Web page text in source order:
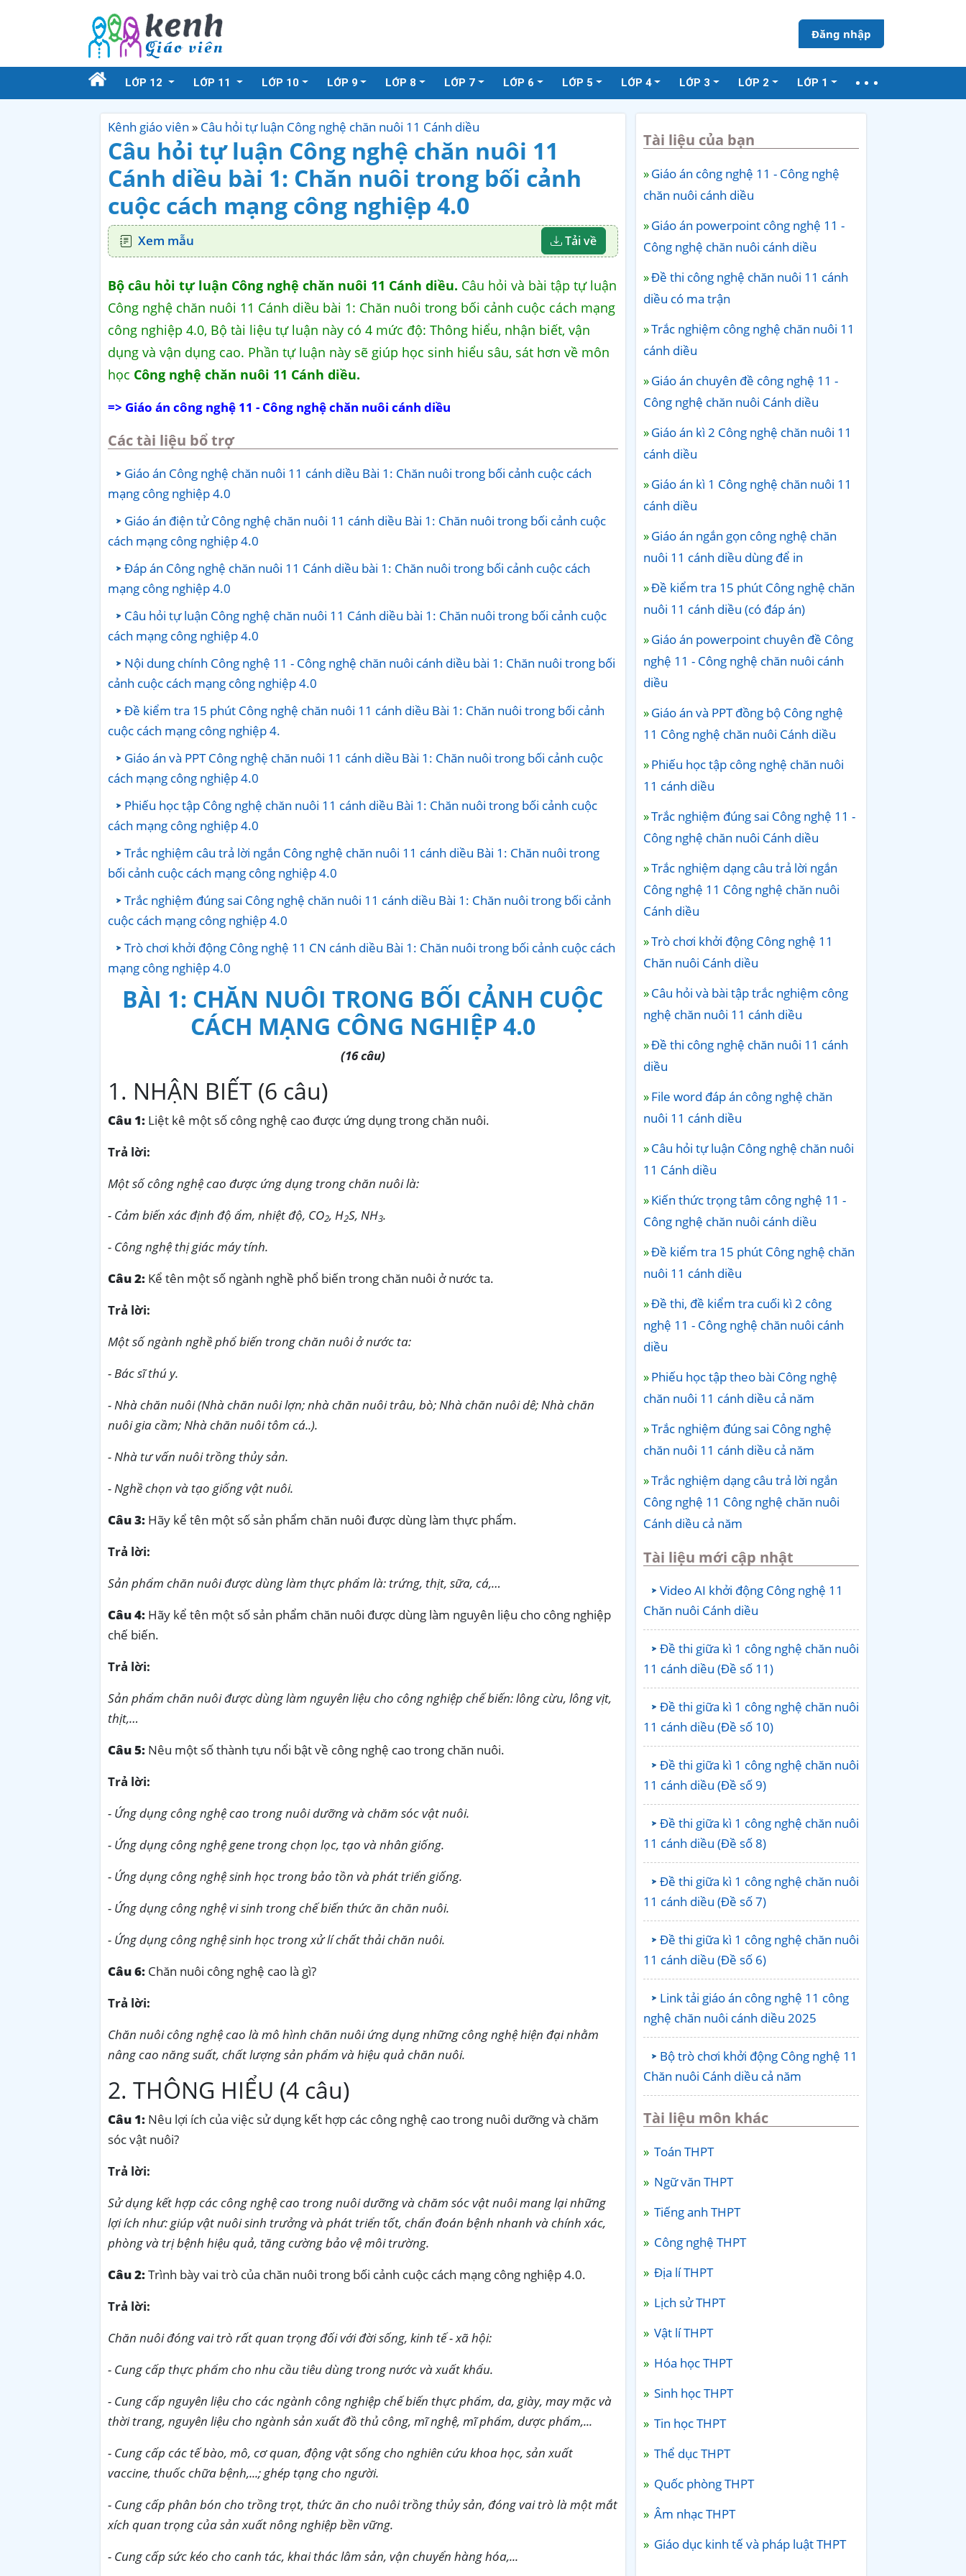
Đăng nhập
LỚP 12 LỚP 11 LỚP 10 LỚP 9 LỚP 8 LỚP 7 LỚP 6 LỚP 5 LỚP 4 LỚP 3 LỚP 2 LỚP 1
Kênh giáo viên » Câu hỏi tự luận Công nghệ chăn nuôi 11 Cánh diều
Câu hỏi tự luận Công nghệ chăn nuôi 11
Cánh diều bài 1: Chăn nuôi trong bối cảnh
cuộc cách mạng công nghiệp 4.0
Xem mẫu Tải về
Bộ câu hỏi tự luận Công nghệ chăn nuôi 11 Cánh diều. Câu hỏi và bài tập tự luận
Công nghệ chăn nuôi 11 Cánh diều bài 1: Chăn nuôi trong bối cảnh cuộc cách mạng
công nghiệp 4.0, Bộ tài liệu tự luận này có 4 mức độ: Thông hiểu, nhận biết, vận
dụng và vận dụng cao. Phần tự luận này sẽ giúp học sinh hiểu sâu, sát hơn về môn
học Công nghệ chăn nuôi 11 Cánh diều.
=> Giáo án công nghệ 11 - Công nghệ chăn nuôi cánh diều
Các tài liệu bổ trợ
Giáo án Công nghệ chăn nuôi 11 cánh diều Bài 1: Chăn nuôi trong bối cảnh cuộc cách
mạng công nghiệp 4.0
Giáo án điện tử Công nghệ chăn nuôi 11 cánh diều Bài 1: Chăn nuôi trong bối cảnh cuộc
cách mạng công nghiệp 4.0
Đáp án Công nghệ chăn nuôi 11 Cánh diều bài 1: Chăn nuôi trong bối cảnh cuộc cách
mạng công nghiệp 4.0
Câu hỏi tự luận Công nghệ chăn nuôi 11 Cánh diều bài 1: Chăn nuôi trong bối cảnh cuộc
cách mạng công nghiệp 4.0
Nội dung chính Công nghệ 11 - Công nghệ chăn nuôi cánh diều bài 1: Chăn nuôi trong bối
cảnh cuộc cách mạng công nghiệp 4.0
Đề kiểm tra 15 phút Công nghệ chăn nuôi 11 cánh diều Bài 1: Chăn nuôi trong bối cảnh
cuộc cách mạng công nghiệp 4.
Giáo án và PPT Công nghệ chăn nuôi 11 cánh diều Bài 1: Chăn nuôi trong bối cảnh cuộc
cách mạng công nghiệp 4.0
Phiếu học tập Công nghệ chăn nuôi 11 cánh diều Bài 1: Chăn nuôi trong bối cảnh cuộc
cách mạng công nghiệp 4.0
Trắc nghiệm câu trả lời ngắn Công nghệ chăn nuôi 11 cánh diều Bài 1: Chăn nuôi trong
bối cảnh cuộc cách mạng công nghiệp 4.0
Trắc nghiệm đúng sai Công nghệ chăn nuôi 11 cánh diều Bài 1: Chăn nuôi trong bối cảnh
cuộc cách mạng công nghiệp 4.0
Trò chơi khởi động Công nghệ 11 CN cánh diều Bài 1: Chăn nuôi trong bối cảnh cuộc cách
mạng công nghiệp 4.0
BÀI 1: CHĂN NUÔI TRONG BỐI CẢNH CUỘC
CÁCH MẠNG CÔNG NGHIỆP 4.0
(16 câu)
1. NHẬN BIẾT (6 câu)
Câu 1: Liệt kê một số công nghệ cao được ứng dụng trong chăn nuôi.
Trả lời:
Một số công nghệ cao được ứng dụng trong chăn nuôi là:
- Cảm biến xác định độ ẩm, nhiệt độ, CO2, H2S, NH3.
- Công nghệ thị giác máy tính.
Câu 2: Kể tên một số ngành nghề phổ biến trong chăn nuôi ở nước ta.
Trả lời:
Một số ngành nghề phổ biến trong chăn nuôi ở nước ta:
- Bác sĩ thú y.
- Nhà chăn nuôi (Nhà chăn nuôi lợn; nhà chăn nuôi trâu, bò; Nhà chăn nuôi dê; Nhà chăn
nuôi gia cầm; Nhà chăn nuôi tôm cá..).
- Nhà tư vấn nuôi trồng thủy sản.
- Nghề chọn và tạo giống vật nuôi.
Câu 3: Hãy kể tên một số sản phẩm chăn nuôi được dùng làm thực phẩm.
Trả lời:
Sản phẩm chăn nuôi được dùng làm thực phẩm là: trứng, thịt, sữa, cá,…
Câu 4: Hãy kể tên một số sản phẩm chăn nuôi được dùng làm nguyên liệu cho công nghiệp
chế biến.
Trả lời:
Sản phẩm chăn nuôi được dùng làm nguyên liệu cho công nghiệp chế biến: lông cừu, lông vịt,
thịt,…
Câu 5:Nêu một số thành tựu nổi bật về công nghệ cao trong chăn nuôi.
Trả lời:
- Ứng dụng công nghệ cao trong nuôi dưỡng và chăm sóc vật nuôi.
- Ứng dụng công nghệ gene trong chọn lọc, tạo và nhân giống.
- Ứng dụng công nghệ sinh học trong bảo tồn và phát triển giống.
- Ứng dụng công nghệ vi sinh trong chế biến thức ăn chăn nuôi.
- Ứng dụng công nghệ sinh học trong xử lí chất thải chăn nuôi.
Câu 6:Chăn nuôi công nghệ cao là gì?
Trả lời:
Chăn nuôi công nghệ cao là mô hình chăn nuôi ứng dụng những công nghệ hiện đại nhằm
nâng cao năng suất, chất lượng sản phẩm và hiệu quả chăn nuôi.
2. THÔNG HIỂU (4 câu)
Câu 1:Nêu lợi ích của việc sử dụng kết hợp các công nghệ cao trong nuôi dưỡng và chăm
sóc vật nuôi?
Trả lời:
Sử dụng kết hợp các công nghệ cao trong nuôi dưỡng và chăm sóc vật nuôi mang lại những
lợi ích như: giúp vật nuôi sinh trưởng và phát triển tốt, chẩn đoán bệnh nhanh và chính xác,
phòng và trị bệnh hiệu quả, tăng cường bảo vệ môi trường.
Câu 2:Trình bày vai trò của chăn nuôi trong bối cảnh cuộc cách mạng công nghiệp 4.0.
Trả lời:
Chăn nuôi đóng vai trò rất quan trọng đối với đời sống, kinh tế - xã hội:
- Cung cấp thực phẩm cho nhu cầu tiêu dùng trong nước và xuất khẩu.
- Cung cấp nguyên liệu cho các ngành công nghiệp chế biến thực phẩm, da, giày, may mặc và
thời trang, nguyên liệu cho ngành sản xuất đồ thủ công, mĩ nghệ, mĩ phẩm, dược phẩm,...
- Cung cấp các tế bào, mô, cơ quan, động vật sống cho nghiên cứu khoa học, sản xuất
vaccine, thuốc chữa bệnh,...; ghép tạng cho người.
- Cung cấp phân bón cho trồng trọt, thức ăn cho nuôi trồng thủy sản, đóng vai trò là một mắt
xích quan trọng của sản xuất nông nghiệp bền vững.
- Cung cấp sức kéo cho canh tác, khai thác lâm sản, vận chuyển hàng hóa,...
Tài liệu của bạn
Giáo án công nghệ 11 - Công nghệ
chăn nuôi cánh diều
Giáo án powerpoint công nghệ 11 -
Công nghệ chăn nuôi cánh diều
Đề thi công nghệ chăn nuôi 11 cánh
diều có ma trận
Trắc nghiệm công nghệ chăn nuôi 11
cánh diều
Giáo án chuyên đề công nghệ 11 -
Công nghệ chăn nuôi Cánh diều
Giáo án kì 2 Công nghệ chăn nuôi 11
cánh diều
Giáo án kì 1 Công nghệ chăn nuôi 11
cánh diều
Giáo án ngắn gọn công nghệ chăn
nuôi 11 cánh diều dùng để in
Đề kiểm tra 15 phút Công nghệ chăn
nuôi 11 cánh diều (có đáp án)
Giáo án powerpoint chuyên đề Công
nghệ 11 - Công nghệ chăn nuôi cánh
diều
Giáo án và PPT đồng bộ Công nghệ
11 Công nghệ chăn nuôi Cánh diều
Phiếu học tập công nghệ chăn nuôi
11 cánh diều
Trắc nghiệm đúng sai Công nghệ 11 -
Công nghệ chăn nuôi Cánh diều
Trắc nghiệm dạng câu trả lời ngắn
Công nghệ 11 Công nghệ chăn nuôi
Cánh diều
Trò chơi khởi động Công nghệ 11
Chăn nuôi Cánh diều
Câu hỏi và bài tập trắc nghiệm công
nghệ chăn nuôi 11 cánh diều
Đề thi công nghệ chăn nuôi 11 cánh
diều
File word đáp án công nghệ chăn
nuôi 11 cánh diều
Câu hỏi tự luận Công nghệ chăn nuôi
11 Cánh diều
Kiến thức trọng tâm công nghệ 11 -
Công nghệ chăn nuôi cánh diều
Đề kiểm tra 15 phút Công nghệ chăn
nuôi 11 cánh diều
Đề thi, đề kiểm tra cuối kì 2 công
nghệ 11 - Công nghệ chăn nuôi cánh
diều
Phiếu học tập theo bài Công nghệ
chăn nuôi 11 cánh diều cả năm
Trắc nghiệm đúng sai Công nghệ
chăn nuôi 11 cánh diều cả năm
Trắc nghiệm dạng câu trả lời ngắn
Công nghệ 11 Công nghệ chăn nuôi
Cánh diều cả năm
Tài liệu mới cập nhật
Video AI khởi động Công nghệ 11
Chăn nuôi Cánh diều
Đề thi giữa kì 1 công nghệ chăn nuôi
11 cánh diều (Đề số 11)
Đề thi giữa kì 1 công nghệ chăn nuôi
11 cánh diều (Đề số 10)
Đề thi giữa kì 1 công nghệ chăn nuôi
11 cánh diều (Đề số 9)
Đề thi giữa kì 1 công nghệ chăn nuôi
11 cánh diều (Đề số 8)
Đề thi giữa kì 1 công nghệ chăn nuôi
11 cánh diều (Đề số 7)
Đề thi giữa kì 1 công nghệ chăn nuôi
11 cánh diều (Đề số 6)
Link tải giáo án công nghệ 11 công
nghệ chăn nuôi cánh diều 2025
Bộ trò chơi khởi động Công nghệ 11
Chăn nuôi Cánh diều cả năm
Tài liệu môn khác
Toán THPT
Ngữ văn THPT
Tiếng anh THPT
Công nghệ THPT
Địa lí THPT
Lịch sử THPT
Vật lí THPT
Hóa học THPT
Sinh học THPT
Tin học THPT
Thể dục THPT
Quốc phòng THPT
Âm nhạc THPT
Giáo dục kinh tế và pháp luật THPT